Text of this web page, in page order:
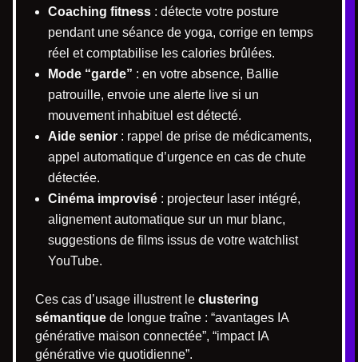
Coaching fitness : détecte votre posture
pendant une séance de yoga, corrige en temps
réel et comptabilise les calories brûlées.
Mode “garde” : en votre absence, Ballie
patrouille, envoie une alerte live si un
mouvement inhabituel est détecté.
Aide senior : rappel de prise de médicaments,
appel automatique d’urgence en cas de chute
détectée.
Cinéma improvisé : projecteur laser intégré,
alignement automatique sur un mur blanc,
suggestions de films issus de votre watchlist
YouTube.
Ces cas d’usage illustrent le clustering
sémantique de longue traîne : “avantages IA
générative maison connectée”, “impact IA
générative vie quotidienne”.